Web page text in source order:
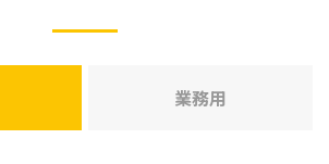
業務用